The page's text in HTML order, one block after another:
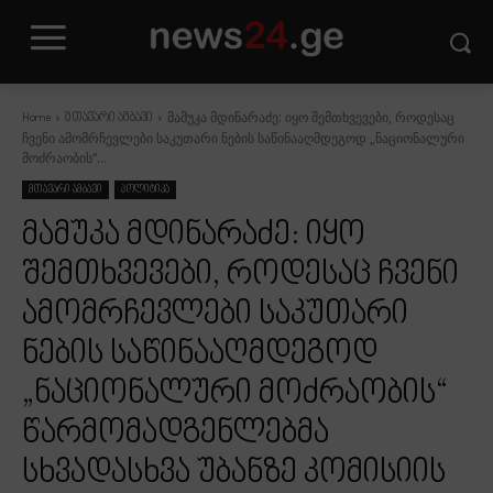
Home მთავარი ამბავი
მამუკა მდინარაძე: იყო შემთხვევები, როდესაც
ჩვენი ამომრჩევლები საკუთარი ნების საწინააღმდეგოდ „ნაციონალური
მოძრაობის“...
მთავარი ამბავი პოლიტიკა
მამუკა მდინარაძე: იყო
შემთხვევები, როდესაც ჩვენი
ამომრჩევლები საკუთარი
ნების საწინააღმდეგოდ
„ნაციონალური მოძრაობის“
წარმომადგენლებმა
სხვადასხვა უბანზე კომისიის